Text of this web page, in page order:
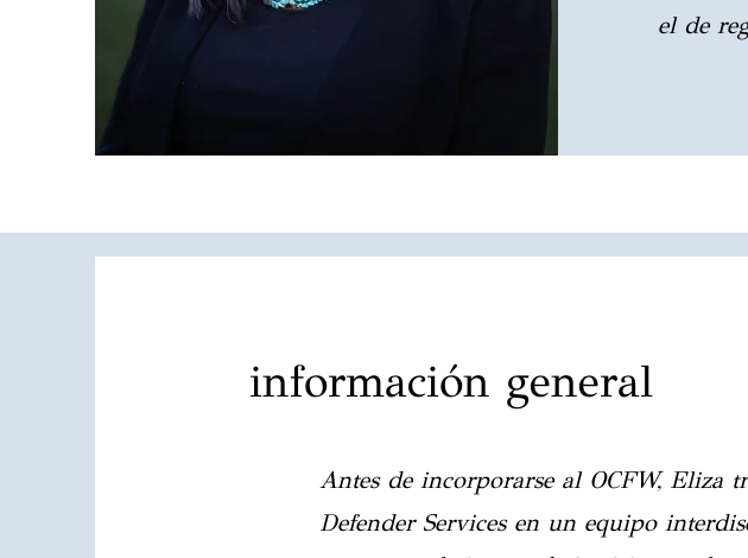
el de
información general
Antes de incorporarse al OCFW, Eliza
Defender Services en un equipo